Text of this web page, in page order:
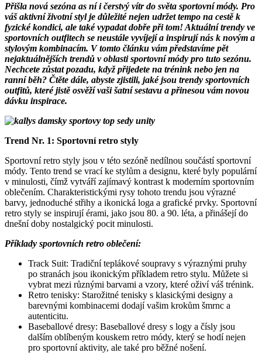
Přišla nová sezóna as ní i čerstvý vítr do světa sportovní módy. Pro
váš aktivní životní styl je důležité nejen udržet tempo na cestě k
fyzické kondici, ale také vypadat dobře při tom! Aktuální trendy ve
sportovních outfitech se neustále vyvíjejí a inspirují nás k novým a
stylovým kombinacím. V tomto článku vám představíme pět
nejaktuálnějších trendů v oblasti sportovní módy pro tuto sezónu.
Nechcete zůstat pozadu, když přijedete na trénink nebo jen na
ranní běh? Čtěte dále, abyste zjistili, jaké jsou trendy sportovních
outfitů, které jistě osvěží vaši šatní sestavu a přinesou vám novou
dávku inspirace.
Trend Nr. 1: Sportovní retro styly
Sportovní retro styly jsou v této sezóně nedílnou součástí sportovní
módy. Tento trend se vrací ke stylům a designu, které byly populární
v minulosti, čímž vytváří zajímavý kontrast k moderním sportovním
oblečením. Charakteristickými rysy tohoto trendu jsou výrazné
barvy, jednoduché střihy a ikonická loga a grafické prvky. Sportovní
retro styly se inspirují érami, jako jsou 80. a 90. léta, a přinášejí do
dnešní doby nostalgický pocit minulosti.
Příklady sportovních retro oblečení:
Track Suit: Tradiční teplákové soupravy s výraznými pruhy
po stranách jsou ikonickým příkladem retro stylu. Můžete si
vybrat mezi různými barvami a vzory, které oživí váš trénink.
Retro tenisky: Starožitné tenisky s klasickými designy a
barevnými kombinacemi dodají vašim krokům šmrnc a
autenticitu.
Baseballové dresy: Baseballové dresy s logy a čísly jsou
dalším oblíbeným kouskem retro módy, který se hodí nejen
pro sportovní aktivity, ale také pro běžné nošení.